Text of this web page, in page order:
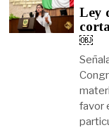
Ley
￼
favor